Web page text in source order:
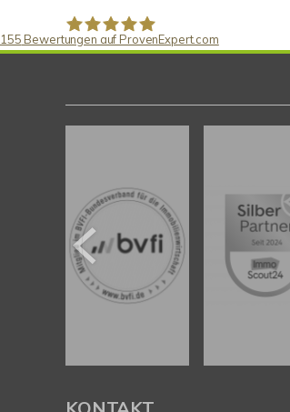
155 Bewertungen auf ProvenExpert.com